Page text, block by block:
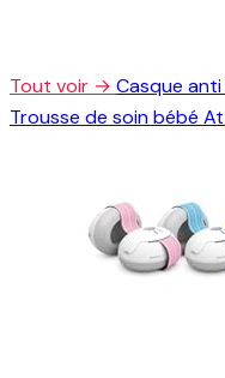
Tout voir → Casque
Trousse de soin bébé